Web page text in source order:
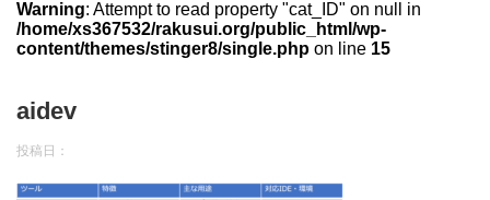
Warning: Attempt to read property "cat_ID" on null in
/home/xs367532/rakusui.org/public_html/wp-
content/themes/stinger8/single.php on line 15
aidev
投稿日：